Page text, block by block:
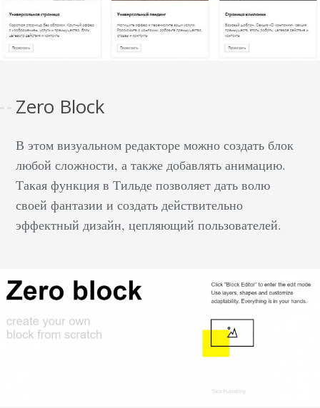
Zero Block
В этом визуальном редакторе можно создать блок
любой сложности, а также добавлять анимацию.
Такая функция в Тильде позволяет дать волю
своей фантазии и создать действительно
эффектный дизайн, цепляющий пользователей.